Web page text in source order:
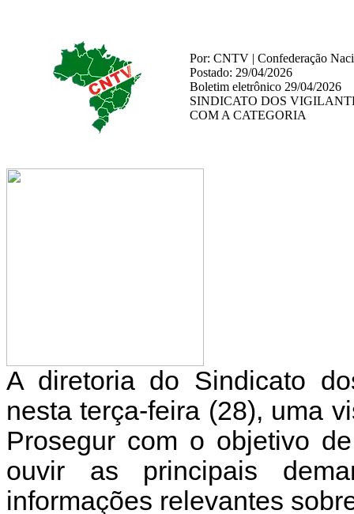
Por: CNTV | Confederação
Postado: 29/04/2026
Boletim eletrônico 29/04/2026
SINDICATO DOS
COM A CATEGORIA
A diretoria do Sindicato
nesta terça-feira (28), uma
Prosegur com o objetivo
ouvir as principais
informações relevantes